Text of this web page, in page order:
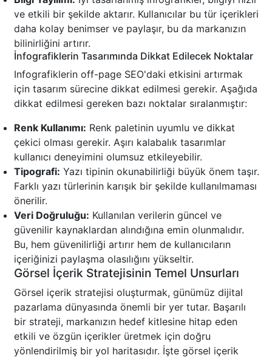
ve etkili bir şekilde aktarır. Kullanıcılar bu tür içerikleri
daha kolay benimser ve paylaşır, bu da markanızın
bilinirliğini artırır.
İnfografiklerin Tasarımında Dikkat Edilecek Noktalar
Infografiklerin off-page SEO'daki etkisini artırmak
için tasarım sürecine dikkat edilmesi gerekir. Aşağıda
dikkat edilmesi gereken bazı noktalar sıralanmıştır:
Renk Kullanımı: Renk paletinin uyumlu ve dikkat
çekici olması gerekir. Aşırı kalabalık tasarımlar
kullanıcı deneyimini olumsuz etkileyebilir.
Tipografi: Yazı tipinin okunabilirliği büyük önem taşır.
Farklı yazı türlerinin karışık bir şekilde kullanılmaması
önerilir.
Veri Doğruluğu: Kullanılan verilerin güncel ve
güvenilir kaynaklardan alındığına emin olunmalıdır.
Bu, hem güvenilirliği artırır hem de kullanıcıların
içeriğinizi paylaşma olasılığını yükseltir.
Görsel İçerik Stratejisinin Temel Unsurları
Görsel içerik stratejisi oluşturmak, günümüz dijital
pazarlama dünyasında önemli bir yer tutar. Başarılı
bir strateji, markanızın hedef kitlesine hitap eden
etkili ve özgün içerikler üretmek için doğru
yönlendirilmiş bir yol haritasıdır. İşte görsel içerik